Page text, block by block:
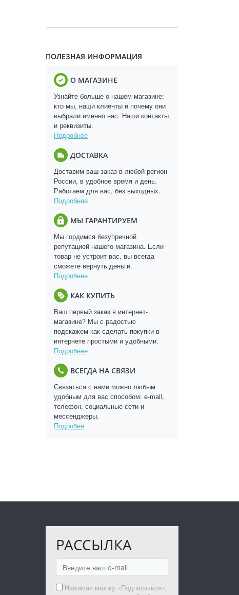
ПОЛЕЗНАЯ ИНФОРМАЦИЯ
О МАГАЗИНЕ
Узнайте больше о нашем магазине:
кто мы, наши клиенты и почему они
выбрали именно нас. Наши контакты
и реквизиты.
Подробнее
ДОСТАВКА
Доставим ваш заказ в любой регион
России, в удобное время и день.
Работаем для вас, без выходных.
Подробнее
МЫ ГАРАНТИРУЕМ
Мы гордимся безупречной
репутацией нашего магазина. Если
товар не устроит вас, вы всегда
сможете вернуть деньги.
Подробнее
КАК КУПИТЬ
Ваш первый заказ в интернет-
магазине? Мы с радостью
подскажем как сделать покупки в
интернете простыми и удобными.
Подробнее
ВСЕГДА НА СВЯЗИ
Связаться с нами можно любым
удобным для вас способом: e-mail,
телефон, социальные сети и
мессенджеры.
Подробне
РАССЫЛКА
Нажимая кнопку «Подписаться»,